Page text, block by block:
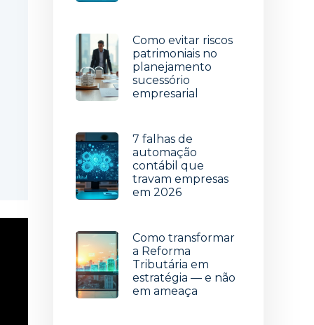
Como evitar riscos
patrimoniais no
planejamento
sucessório
empresarial
7 falhas de
automação
contábil que
travam empresas
em 2026
Como transformar
a Reforma
Tributária em
estratégia — e não
em ameaça